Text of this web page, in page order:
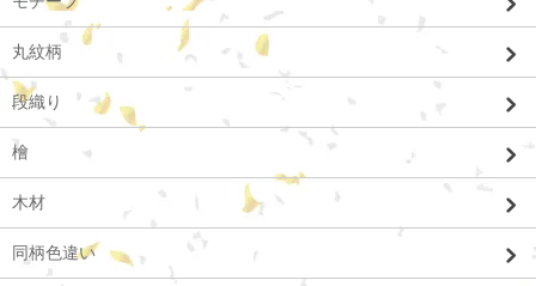
丸紋柄
段織り
檜
木材
同柄色違い